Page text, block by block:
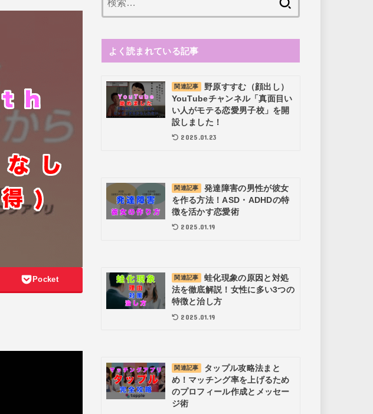
Pocket
よく読まれている記事
関連記事
野原すすむ（顔出し）
YouTubeチャンネル「真面目い
い人がモテる恋愛男子校」を開
設しました！
2025.01.23
関連記事
発達障害の男性が彼女
を作る方法！ASD・ADHDの特
徴を活かす恋愛術
2025.01.19
関連記事
蛙化現象の原因と対処
法を徹底解説！女性に多い3つの
特徴と治し方
2025.01.19
関連記事
タップル攻略法まと
め！マッチング率を上げるため
のプロフィール作成とメッセー
ジ術